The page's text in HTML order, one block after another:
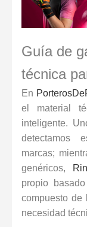
Guía de
técnica
En
el material
inteligente.
detectamos
marcas;
genéricos,
propio
compuesto de
necesidad